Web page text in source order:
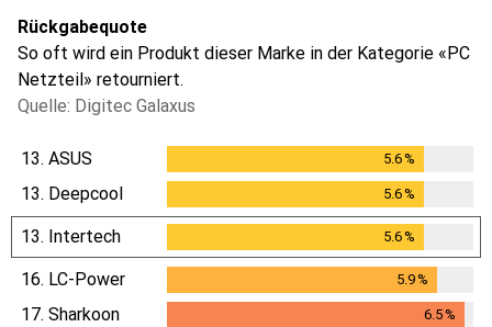
Rückgabequote
So oft wird ein Produkt dieser Marke in der Kategorie «PC
Netzteil» retourniert.
Quelle: Digitec Galaxus
13. ASUS 5.6%
13. Deepcool 5.6%
13. Intertech 5.6%
16. LC-Power 5.9%
5.9%
17. Sharkoon 6.5%